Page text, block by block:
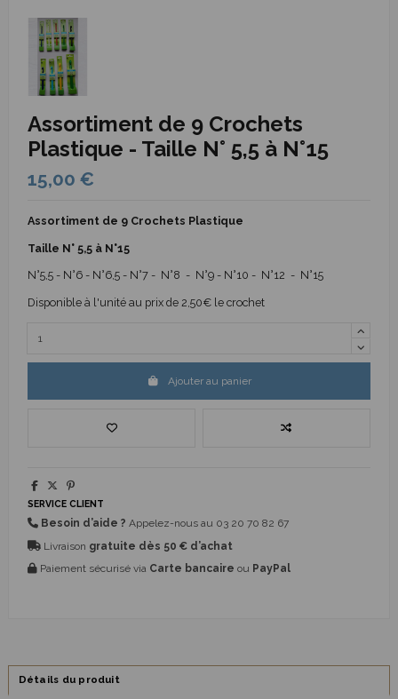
Assortiment de 9 Crochets
Plastique - Taille N° 5,5 à N°15
15,00 €
Assortiment de 9 Crochets Plastique
Taille N° 5,5 à N°15
N°5,5 - N°6 - N°6,5 - N°7 - N°8 - N°9 - N°10 - N°12 - N°15
Disponible à l'unité au prix de 2,50€ le crochet
Ajouter au panier
SERVICE CLIENT
Besoin d’aide ? Appelez-nous au 03 20 70 82 67
Livraison gratuite dès 50 € d’achat
Paiement sécurisé via Carte bancaire ou PayPal
Détails du produit